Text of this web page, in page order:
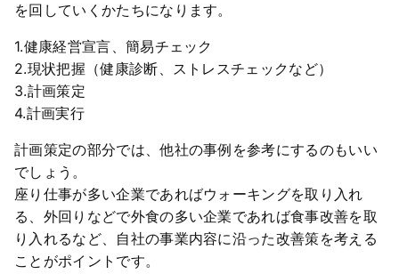
を回していくかたちになります。
1.健康経営宣言、簡易チェック
2.現状把握（健康診断、ストレスチェックなど）
3.計画策定
4.計画実行
計画策定の部分では、他社の事例を参考にするのもいい
でしょう。
座り仕事が多い企業であればウォーキングを取り入れ
る、外回りなどで外食の多い企業であれば食事改善を取
り入れるなど、自社の事業内容に沿った改善策を考える
ことがポイントです。